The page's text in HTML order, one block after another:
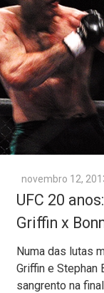
novembro 12,
UFC 20
Griffin x
Numa das lutas
Griffin e Stephan
sangrento na